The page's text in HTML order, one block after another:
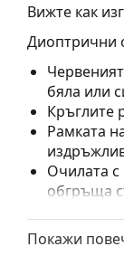
Вижте как
Диоптрични
бяла или
Кръглите
Рамката
Очилата с
обгръща
за всички
Покажи